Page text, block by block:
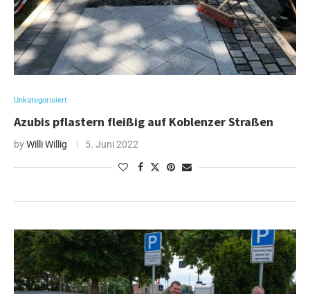
Unkategorisiert
Azubis pflastern fleißig auf Koblenzer Straßen
byWilli Willig 5. Juni 2022